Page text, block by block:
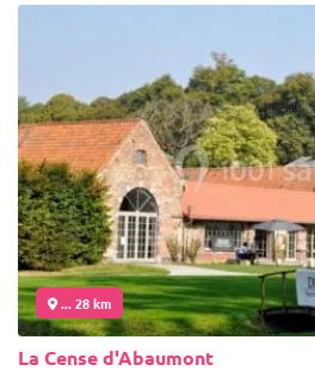
... 28 km
La Cense d'Abaumont